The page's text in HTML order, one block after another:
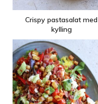
Crispy pastasalat med
kylling